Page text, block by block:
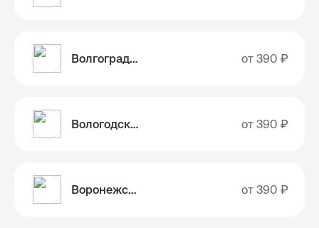
Волгоградская область от 390 ₽
Вологодская область от 390 ₽
Воронежская область от 390 ₽